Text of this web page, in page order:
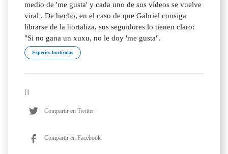
medio de 'me gusta' y cada uno de sus vídeos se vuelve
viral . De hecho, en el caso de que Gabriel consiga
librarse de la hortaliza, sus seguidores lo tienen claro:
"Si no gana un xuxu, no le doy 'me gusta".
Especies hortícolas
Compartir en Twitter
Compartir en Facebook